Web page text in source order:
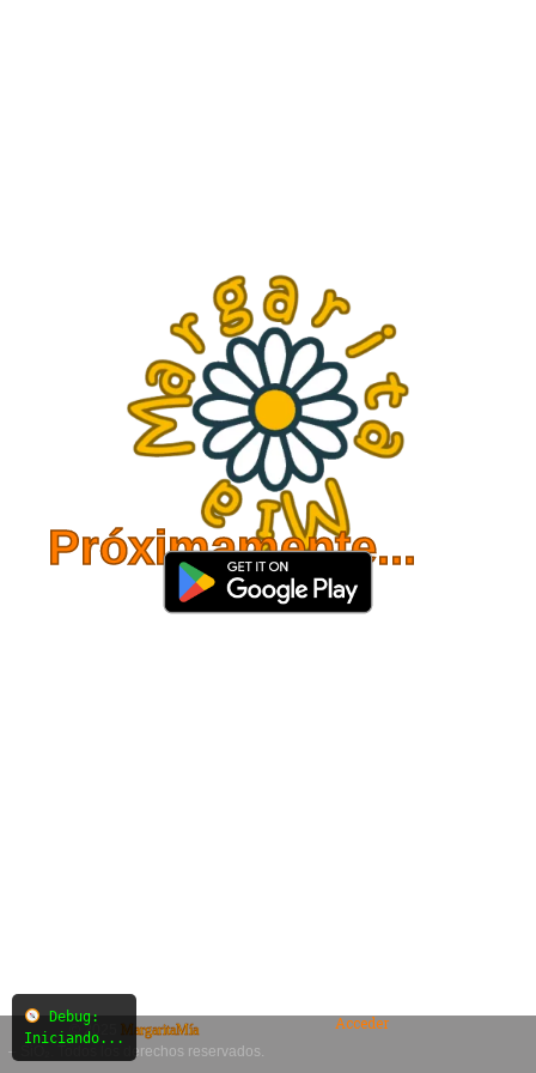
Próximamente...
© 2025
MargaritaMía
– SiO₂. Todos los derechos reservados.
Acceder
Debug:
Iniciando...